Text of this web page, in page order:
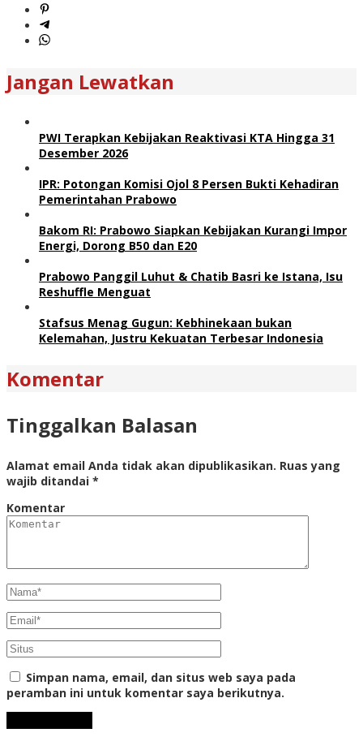
Jangan Lewatkan
PWI Terapkan Kebijakan Reaktivasi KTA Hingga 31
Desember 2026
IPR: Potongan Komisi Ojol 8 Persen Bukti Kehadiran
Pemerintahan Prabowo
Bakom RI: Prabowo Siapkan Kebijakan Kurangi Impor
Energi, Dorong B50 dan E20
Prabowo Panggil Luhut & Chatib Basri ke Istana, Isu
Reshuffle Menguat
Stafsus Menag Gugun: Kebhinekaan bukan
Kelemahan, Justru Kekuatan Terbesar Indonesia
Komentar
Tinggalkan Balasan
Alamat email Anda tidak akan dipublikasikan. Ruas yang
wajib ditandai *
Komentar
Simpan nama, email, dan situs web saya pada
peramban ini untuk komentar saya berikutnya.